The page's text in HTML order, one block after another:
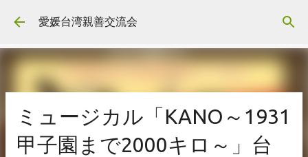
スキップしてメイン コンテンツに移動
愛媛台湾親善交流会
ミュージカル「KANO～1931
甲子園まで2000キロ～」台